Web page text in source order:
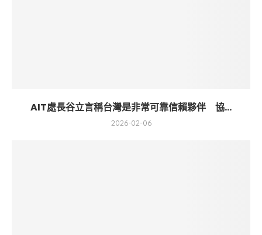
AIT處長谷立言稱台灣是非常可靠信賴夥伴 協...
2026-02-06